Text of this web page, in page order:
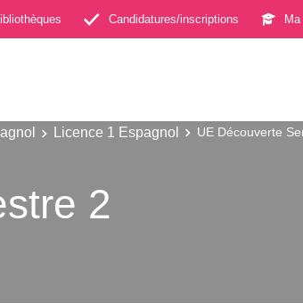
Candidatures/inscriptions Ma
Licence 1 Espagnol UE Découverte
2